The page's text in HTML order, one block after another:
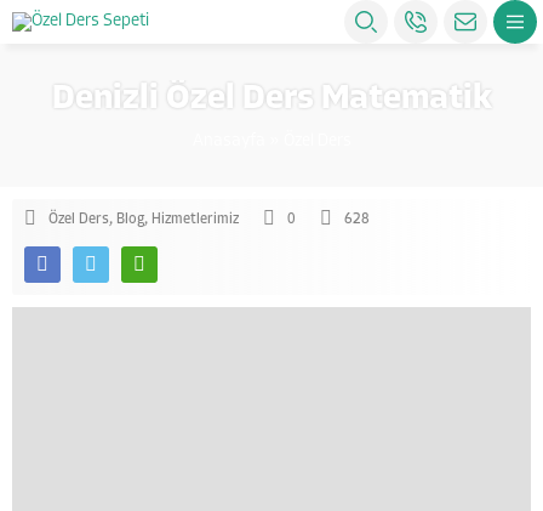
Denizli Özel Ders Matematik
Özel Ders, Blog, Hizmetlerimiz 0 628